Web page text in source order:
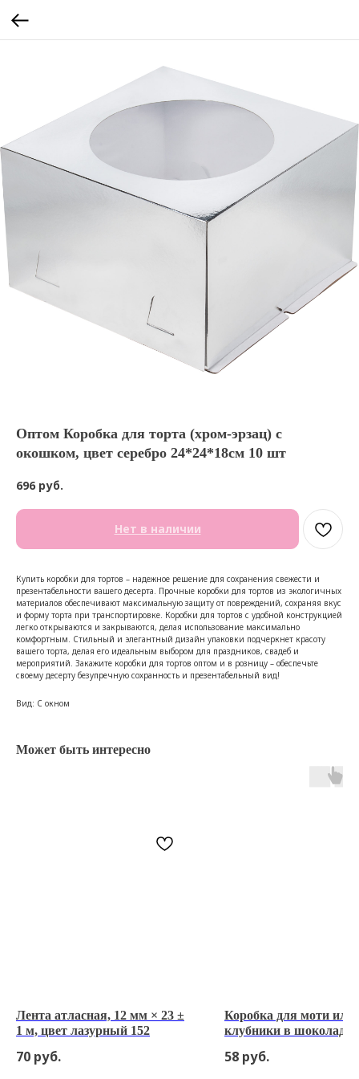
Оптом Коробка для торта (хром-эрзац) с
окошком, цвет серебро 24*24*18см 10 шт
696 руб.
Нет в наличии
Купить коробки для тортов – надежное решение для сохранения свежести и
презентабельности вашего десерта. Прочные коробки для тортов из экологичных
материалов обеспечивают максимальную защиту от повреждений, сохраняя вкус
и форму торта при транспортировке. Коробки для тортов с удобной конструкцией
легко открываются и закрываются, делая использование максимально
комфортным. Стильный и элегантный дизайн упаковки подчеркнет красоту
вашего торта, делая его идеальным выбором для праздников, свадеб и
мероприятий. Закажите коробки для тортов оптом и в розницу – обеспечьте
своему десерту безупречную сохранность и презентабельный вид!
Вид: С окном
Может быть интересно
Лента атласная, 12 мм × 23 ±
1 м, цвет лазурный 152
70 руб.
Коробка для моти или
клубники в шоколаде
58 руб.